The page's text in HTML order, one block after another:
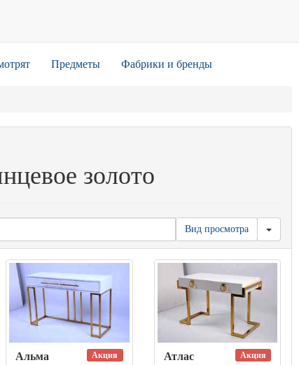
Предметы Фабрики и бренды
золото
Вид просмотра
Акция
Альма
Акция
Атлас